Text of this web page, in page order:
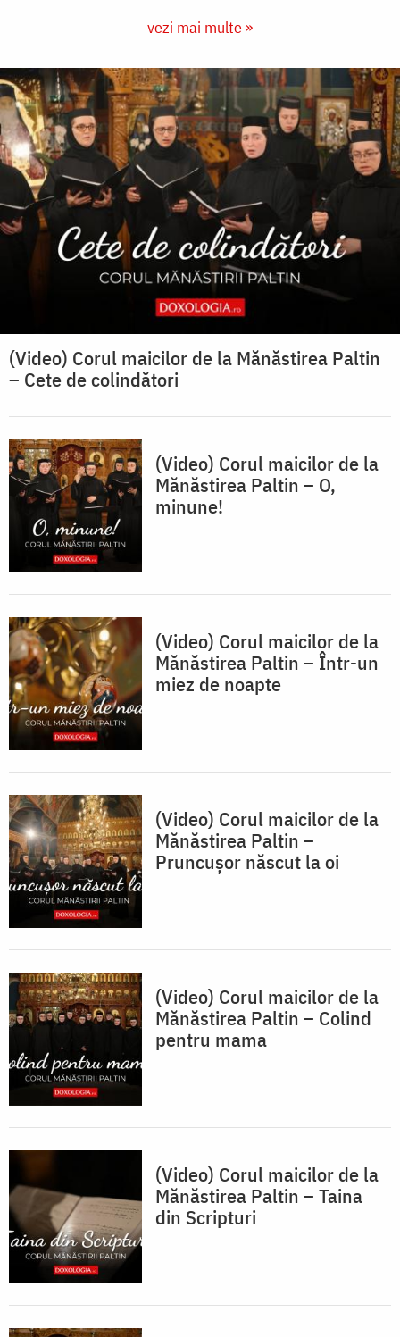
vezi mai multe »
(Video) Corul maicilor de la Mănăstirea Paltin
– Cete de colindători
(Video) Corul maicilor de la
Mănăstirea Paltin – O,
minune!
(Video) Corul maicilor de la
Mănăstirea Paltin – Într-un
miez de noapte
(Video) Corul maicilor de la
Mănăstirea Paltin –
Pruncușor născut la oi
(Video) Corul maicilor de la
Mănăstirea Paltin – Colind
pentru mama
(Video) Corul maicilor de la
Mănăstirea Paltin – Taina
din Scripturi